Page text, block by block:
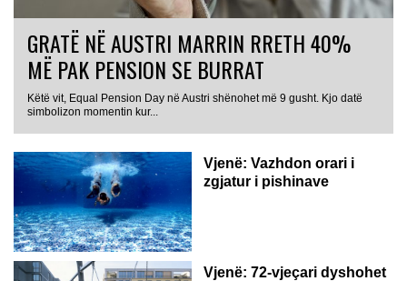
GRATË NË AUSTRI MARRIN RRETH 40%
MË PAK PENSION SE BURRAT
Këtë vit, Equal Pension Day në Austri shënohet më 9 gusht. Kjo datë
simbolizon momentin kur...
Vjenë: Vazhdon orari i
zgjatur i pishinave
Vjenë: 72-vjeçari dyshohet